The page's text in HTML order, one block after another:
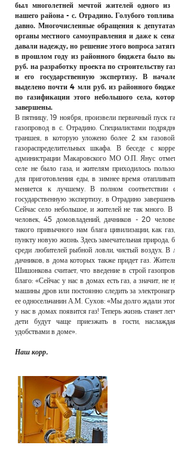
был многолетней мечтой жителей одного из
нашего района - с. Отрадино. Голубого
давно. Многочисленные обращения к
органы местного самоуправления и даже к
давали надежду, но решение этого вопроса
в прошлом году из районного бюджета было
руб. на разработку проекта по строительству
и его государственную экспертизу. В
выделено почти 4 млн руб. из районного
по газификации этого небольшого села,
завершены.
В пятницу, 19 ноября, произвели первичный пуск
газопровод в с. Отрадино. Специалистами
траншея, в которую уложено более 2 км
газораспределительных шкафа. В беседе с
администрации Макаровского МО О.П. Янус
селе не было газа, и жителям приходилось
для приготовления еды, в зимнее время
меняется к лучшему. В полном соответствии
государственную экспертизу, в Отрадино
Сейчас село небольшое, и жителей не так много. В
человек, 45 домовладений, дачников - 20
такого привычного нам блага цивилизации, как
пункту новую жизнь. Здесь замечательная природа,
среди любителей рыбной ловли, чистый воздух. В
дачников, в дома которых также придет газ.
Шишонкова считает, что введение в строй
благо: «Сейчас у нас в домах есть газ, а значит, не
машины дров или постоянно следить за
ее односельчанин А.М. Сухов: «Мы долго ждали
у нас в домах появится газ! Теперь жизнь станет
дети будут чаще приезжать в гости,
удобствами в доме».
Наш корр.